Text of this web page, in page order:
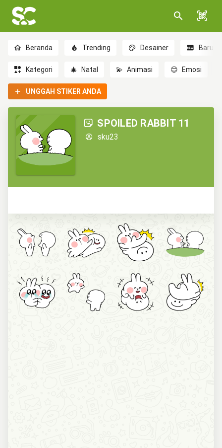
Beranda Trending Desainer Baru
Kategori 🎄 Natal 💫 Animasi 😊 Emosi
UNGGAH STIKER ANDA
SPOILED RABBIT 11
sku23